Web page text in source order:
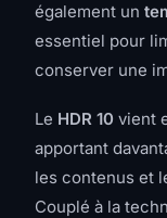
également un
essentiel pour
conserver une
Le HDR 10 vient
apportant
les contenus et
Couplé à la